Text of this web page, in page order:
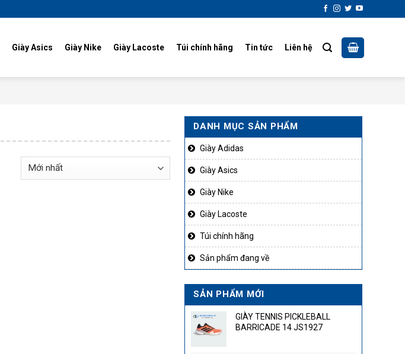
Giày Asics Giày Nike Giày Lacoste Túi chính hãng Tin tức Liên hệ
DANH MỤC SẢN PHẨM
Giày Adidas
Giày Asics
Giày Nike
Giày Lacoste
Túi chính hãng
Sản phẩm đang về
SẢN PHẨM MỚI
GIÀY TENNIS PICKLEBALL
BARRICADE 14 JS1927